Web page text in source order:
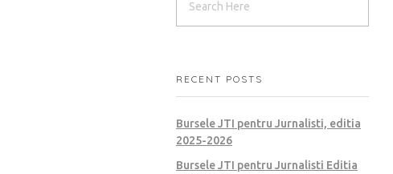
RECENT POSTS
Bursele JTI pentru Jurnalisti, editia
2025-2026
Bursele JTI pentru Jurnalisti Editia